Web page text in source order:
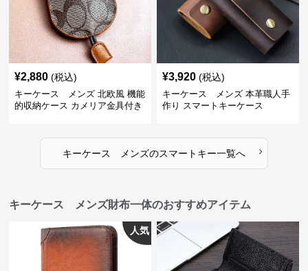
¥2,880 (税込)
キーケース メンズ 北欧風 機能
的収納ケース カメリア金具付き
¥3,920 (税込)
キーケース メンズ 本革職人手
作り スマートキーケース
キーケース メンズのスマートキー一覧へ ›
キーケース メンズ財布一体のおすすめアイテム
人気